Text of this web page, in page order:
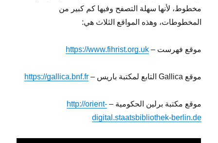
مخطوط، لأنها سهلة التصفح وفيها كم كبير من
المخطوطات، وهذه المواقع الثلاث هي:
موقع فهرست –https://www.fihrist.org.uk
موقع Gallica التابع لمكتبة باريس – https://gallica.bnf.fr
موقع مكتبة برلين الحكومية –http://orient-
digital.staatsbibliothek-berlin.de